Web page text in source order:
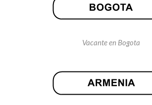
Vacante en Bogota